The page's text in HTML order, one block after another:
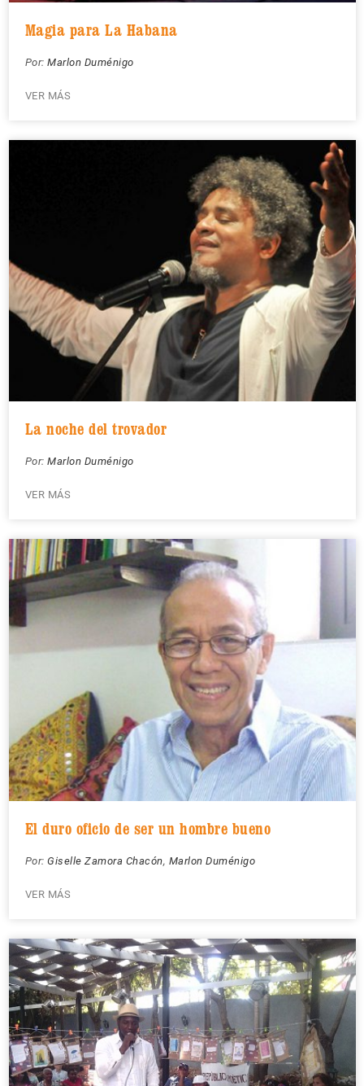
Magia para La Habana
Por: Marlon Duménigo
VER MÁS
La noche del trovador
Por: Marlon Duménigo
VER MÁS
El duro oficio de ser un hombre bueno
Por: Giselle Zamora Chacón, Marlon Duménigo
VER MÁS